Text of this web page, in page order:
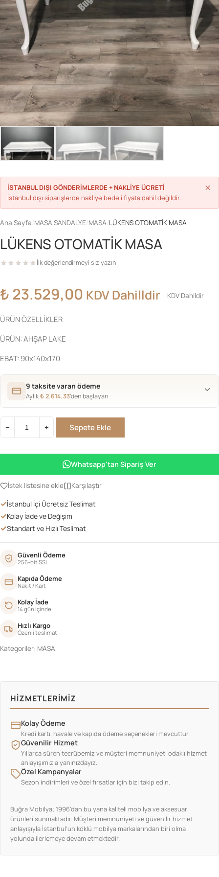
Parolanızı mı unuttunuz?
Hesap Oluştur
İSTANBUL DIŞI GÖNDERİMLERDE + NAKLİYE ÜCRETİ
İstanbul dışı siparişlerde nakliye bedeli fiyata dahil değildir.
×
Ana Sayfa MASA SANDALYE MASA LÜKENS OTOMATİK MASA
LÜKENS OTOMATİK MASA
İlk değerlendirmeyi siz yazın
₺23.529,00 KDV Dahilldir KDV Dahildir
ÜRÜN ÖZELLİKLER
ÜRÜN: AHŞAP LAKE
EBAT: 90x140x170
9 taksite varan ödeme
Aylık₺2.614,33’den başlayan
−
LÜKENS
MASA
+ Sepete Ekle
Whatsapp'tan Sipariş Ver
İstek listesine ekle Karşılaştır
✓İstanbul İçi Ücretsiz Teslimat
✓Kolay İade ve Değişim
✓Standart ve Hızlı Teslimat
Güvenli Ödeme
256-bit SSL
Kapıda Ödeme
Nakit / Kart
Kolay İade
14 gün içinde
Hızlı Kargo
Özenli teslimat
Kategoriler: MASA
HIZMETLERIMIZ
Kolay Ödeme
Kredi kartı, havale ve kapıda ödeme seçenekleri mevcuttur.
Güvenilir Hizmet
Yıllarca süren tecrübemiz ve müşteri memnuniyeti odaklı hizmet
anlayışımızla yanınızdayız.
Özel Kampanyalar
Sezon indirimleri ve özel fırsatlar için bizi takip edin.
Buğra Mobilya; 1996'dan bu yana kaliteli mobilya ve aksesuar
ürünleri sunmaktadır. Müşteri memnuniyeti ve güvenilir hizmet
anlayışıyla İstanbul'un köklü mobilya markalarından biri olma
yolunda ilerlemeye devam etmektedir.